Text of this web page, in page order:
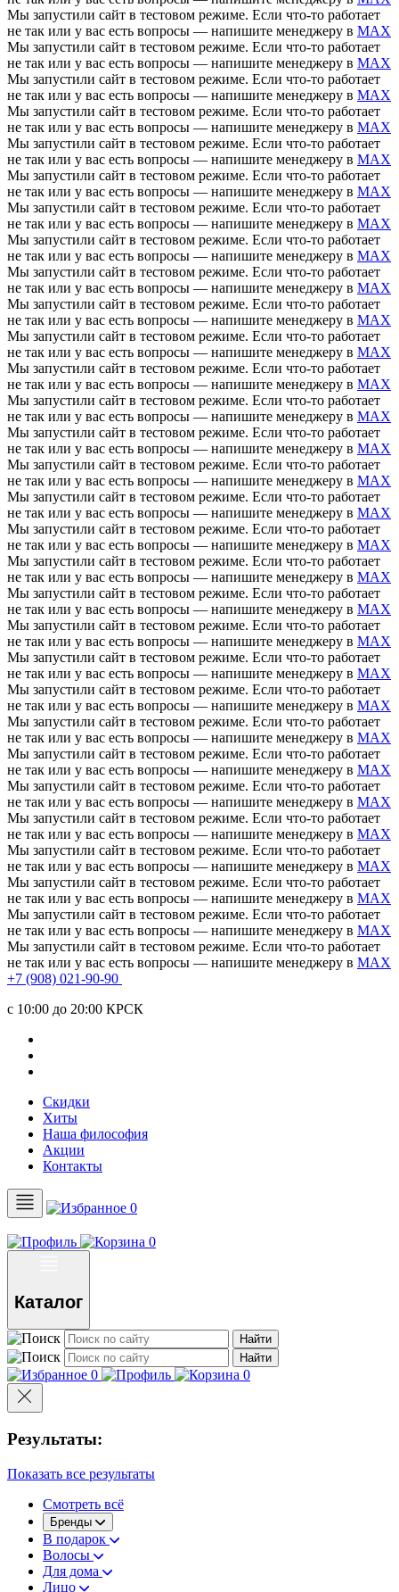
Мы запустили сайт в тестовом режиме. Если что-то работает
не так или у вас есть вопросы — напишите менеджеру в MAX
Мы запустили сайт в тестовом режиме. Если что-то работает
не так или у вас есть вопросы — напишите менеджеру в MAX
Мы запустили сайт в тестовом режиме. Если что-то работает
не так или у вас есть вопросы — напишите менеджеру в MAX
Мы запустили сайт в тестовом режиме. Если что-то работает
не так или у вас есть вопросы — напишите менеджеру в MAX
Мы запустили сайт в тестовом режиме. Если что-то работает
не так или у вас есть вопросы — напишите менеджеру в MAX
Мы запустили сайт в тестовом режиме. Если что-то работает
не так или у вас есть вопросы — напишите менеджеру в MAX
Мы запустили сайт в тестовом режиме. Если что-то работает
не так или у вас есть вопросы — напишите менеджеру в MAX
Мы запустили сайт в тестовом режиме. Если что-то работает
не так или у вас есть вопросы — напишите менеджеру в MAX
Мы запустили сайт в тестовом режиме. Если что-то работает
не так или у вас есть вопросы — напишите менеджеру в MAX
Мы запустили сайт в тестовом режиме. Если что-то работает
не так или у вас есть вопросы — напишите менеджеру в MAX
Мы запустили сайт в тестовом режиме. Если что-то работает
не так или у вас есть вопросы — напишите менеджеру в MAX
Мы запустили сайт в тестовом режиме. Если что-то работает
не так или у вас есть вопросы — напишите менеджеру в MAX
Мы запустили сайт в тестовом режиме. Если что-то работает
не так или у вас есть вопросы — напишите менеджеру в MAX
Мы запустили сайт в тестовом режиме. Если что-то работает
не так или у вас есть вопросы — напишите менеджеру в MAX
Мы запустили сайт в тестовом режиме. Если что-то работает
не так или у вас есть вопросы — напишите менеджеру в MAX
Мы запустили сайт в тестовом режиме. Если что-то работает
не так или у вас есть вопросы — напишите менеджеру в MAX
Мы запустили сайт в тестовом режиме. Если что-то работает
не так или у вас есть вопросы — напишите менеджеру в MAX
Мы запустили сайт в тестовом режиме. Если что-то работает
не так или у вас есть вопросы — напишите менеджеру в MAX
Мы запустили сайт в тестовом режиме. Если что-то работает
не так или у вас есть вопросы — напишите менеджеру в MAX
Мы запустили сайт в тестовом режиме. Если что-то работает
не так или у вас есть вопросы — напишите менеджеру в MAX
Мы запустили сайт в тестовом режиме. Если что-то работает
не так или у вас есть вопросы — напишите менеджеру в MAX
Мы запустили сайт в тестовом режиме. Если что-то работает
не так или у вас есть вопросы — напишите менеджеру в MAX
Мы запустили сайт в тестовом режиме. Если что-то работает
не так или у вас есть вопросы — напишите менеджеру в MAX
Мы запустили сайт в тестовом режиме. Если что-то работает
не так или у вас есть вопросы — напишите менеджеру в MAX
Мы запустили сайт в тестовом режиме. Если что-то работает
не так или у вас есть вопросы — напишите менеджеру в MAX
Мы запустили сайт в тестовом режиме. Если что-то работает
не так или у вас есть вопросы — напишите менеджеру в MAX
Мы запустили сайт в тестовом режиме. Если что-то работает
не так или у вас есть вопросы — напишите менеджеру в MAX
Мы запустили сайт в тестовом режиме. Если что-то работает
не так или у вас есть вопросы — напишите менеджеру в MAX
Мы запустили сайт в тестовом режиме. Если что-то работает
не так или у вас есть вопросы — напишите менеджеру в MAX
Мы запустили сайт в тестовом режиме. Если что-то работает
не так или у вас есть вопросы — напишите менеджеру в MAX
+7 (908) 021-90-90
c 10:00 до 20:00 КРСК
Скидки
Хиты
Наша философия
Акции
Контакты
0
0
Каталог
Найти
Найти
0 0
Результаты:
Показать все результаты
Смотреть всё
Бренды
В подарок
Волосы
Для дома
Лицо